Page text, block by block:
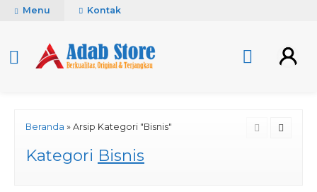
Menu Kontak
Beranda » Arsip Kategori "Bisnis"
Kategori Bisnis